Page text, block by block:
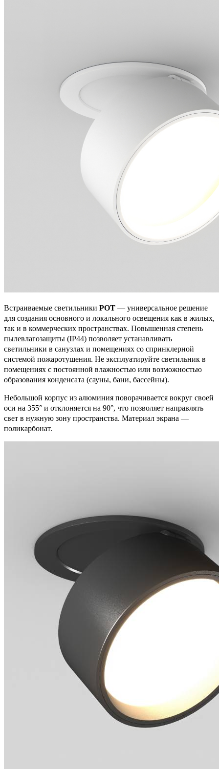
Встраиваемые светильники POT — универсальное решение
для создания основного и локального освещения как в жилых,
так и в коммерческих пространствах. Повышенная степень
пылевлагозащиты (IP44) позволяет устанавливать
светильники в санузлах и помещениях со спринклерной
системой пожаротушения. Не эксплуатируйте светильник в
помещениях с постоянной влажностью или возможностью
образования конденсата (сауны, бани, бассейны).
Небольшой корпус из алюминия поворачивается вокруг своей
оси на 355° и отклоняется на 90°, что позволяет направлять
свет в нужную зону пространства. Материал экрана —
поликарбонат.